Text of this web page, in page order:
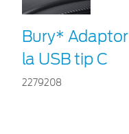
Bury*
la USB tip C
2279208